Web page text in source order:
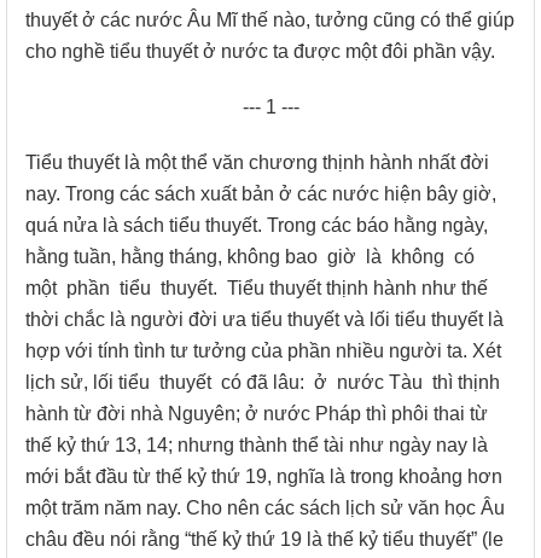
thuyết ở các nước Âu Mĩ thế nào, tưởng cũng có thể giúp
cho nghề tiểu thuyết ở nước ta được một đôi phần vậy.
--- 1 ---
Tiểu thuyết là một thể văn chương thịnh hành nhất đời
nay. Trong các sách xuất bản ở các nước hiện bây giờ,
quá nửa là sách tiểu thuyết. Trong các báo hằng ngày,
hằng tuần, hằng tháng, không bao giờ là không có
một phần tiểu thuyết. Tiểu thuyết thịnh hành như thế
thời chắc là người đời ưa tiểu thuyết và lối tiểu thuyết là
hợp với tính tình tư tưởng của phần nhiều người ta. Xét
lịch sử, lối tiểu thuyết có đã lâu: ở nước Tàu thì thịnh
hành từ đời nhà Nguyên; ở nước Pháp thì phôi thai từ
thế kỷ thứ 13, 14; nhưng thành thể tài như ngày nay là
mới bắt đầu từ thế kỷ thứ 19, nghĩa là trong khoảng hơn
một trăm năm nay. Cho nên các sách lịch sử văn học Âu
châu đều nói rằng “thế kỷ thứ 19 là thế kỷ tiểu thuyết” (le